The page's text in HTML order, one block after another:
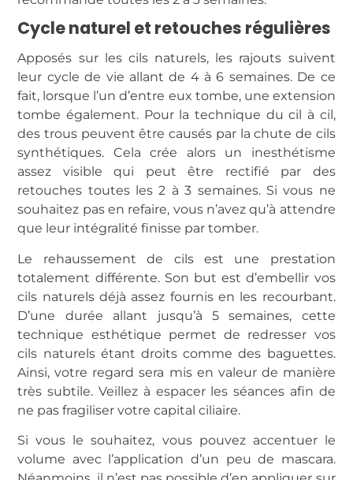
Cycle naturel et retouches régulières
Apposés sur les cils naturels, les rajouts suivent
leur cycle de vie allant de 4 à 6 semaines. De ce
fait, lorsque l’un d’entre eux tombe, une extension
tombe également. Pour la technique du cil à cil,
des trous peuvent être causés par la chute de cils
synthétiques. Cela crée alors un inesthétisme
assez visible qui peut être rectifié par des
retouches toutes les 2 à 3 semaines. Si vous ne
souhaitez pas en refaire, vous n’avez qu’à attendre
que leur intégralité finisse par tomber.
Le rehaussement de cils est une prestation
totalement différente. Son but est d’embellir vos
cils naturels déjà assez fournis en les recourbant.
D’une durée allant jusqu’à 5 semaines, cette
technique esthétique permet de redresser vos
cils naturels étant droits comme des baguettes.
Ainsi, votre regard sera mis en valeur de manière
très subtile. Veillez à espacer les séances afin de
ne pas fragiliser votre capital ciliaire.
Si vous le souhaitez, vous pouvez accentuer le
volume avec l’application d’un peu de mascara.